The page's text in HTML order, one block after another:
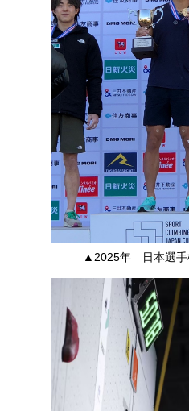
▲2025年 日本選手